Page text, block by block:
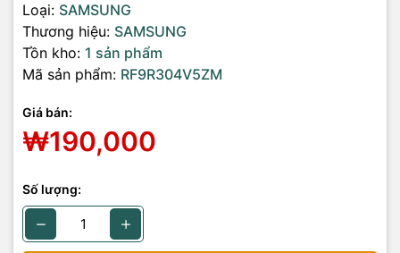
Loại: SAMSUNG
Thương hiệu: SAMSUNG
Tồn kho: 1 sản phẩm
Mã sản phẩm: RF9R304V5ZM
Giá bán:
₩190,000
Số lượng: